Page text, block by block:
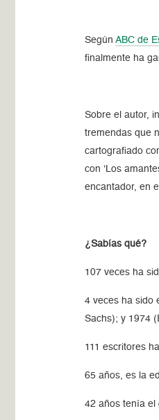
SegúnABC de
finalmente ha
Sobre el autor,
tremendas que
cartografiado
con ‘Los
encantador, en
¿Sabías qué?
107 veces ha
4 veces ha sido
Sachs); y 1974
111 escritores
65 años, es la
42 años tenía el